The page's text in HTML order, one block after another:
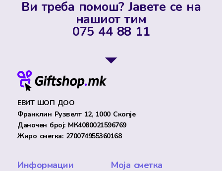
Ви треба помош? Јавете се на
нашиот тим
075 44 88 11
ЕВИТ ШОП ДОО
Франклин Рузвелт 12, 1000 Скопје
Даночен број: МК4080021596769
Жиро сметка: 270074955360168
Информации Моја сметка